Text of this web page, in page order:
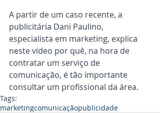
A partir de um caso recente, a
publicitária Dani Paulino,
especialista em marketing, explica
neste vídeo por quê, na hora de
contratar um serviço de
comunicação, é tão importante
consultar um profissional da área.
Tags:
marketingcomunicaçãopublicidade